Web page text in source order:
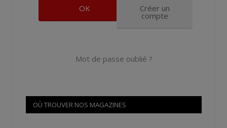
Créer un
compte
Mot de passe oublié ?
OÙ TROUVER NOS MAGAZINES